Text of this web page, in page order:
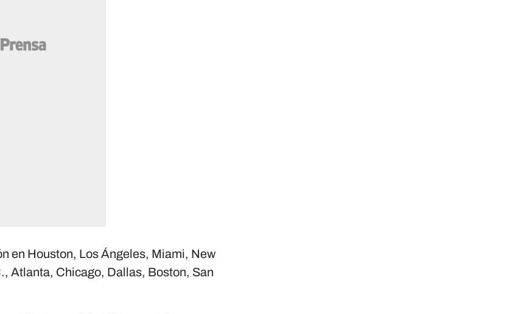
en Houston, Los Ángeles, Miami, New
Atlanta, Chicago, Dallas, Boston, San